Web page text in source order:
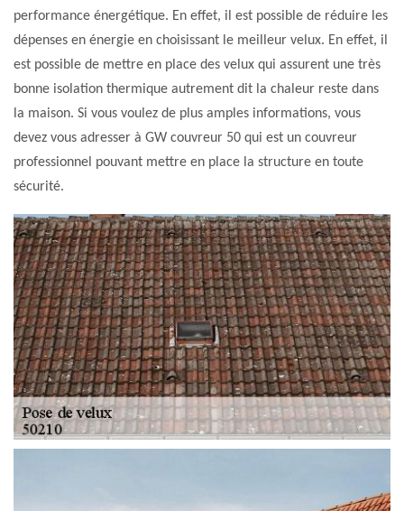
performance énergétique. En effet, il est possible de réduire les
dépenses en énergie en choisissant le meilleur velux. En effet, il
est possible de mettre en place des velux qui assurent une très
bonne isolation thermique autrement dit la chaleur reste dans
la maison. Si vous voulez de plus amples informations, vous
devez vous adresser à GW couvreur 50 qui est un couvreur
professionnel pouvant mettre en place la structure en toute
sécurité.